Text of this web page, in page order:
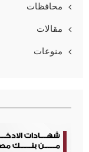
محافظات
مقالات
منوعات